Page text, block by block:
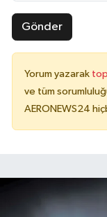
Gönder
Yorum yazarak
ve tüm
AERONEWS24